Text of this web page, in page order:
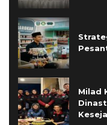
Milad